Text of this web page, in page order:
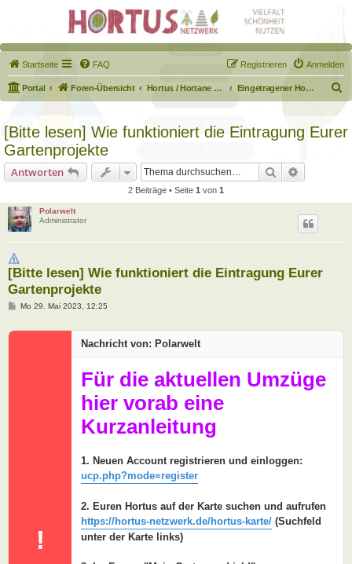
Startseite FAQ Anmelden
Registrieren
Portal Foren-Übersicht Hortus / Hortane Habitate / Garten auf dem Weg Eingetragener Hortus - Mein Hortus und ich!
u
[Bitte lesen] Wie funktioniert die Eintragung Eurer
Gartenprojekte
Antworten Suche
2 Beiträge • Seite 1 von 1
Polarwelt
Administrator
[Bitte lesen] Wie funktioniert die Eintragung Eurer
Gartenprojekte
B
t
Mo 29. Mai 2023, 12:25
!
Nachricht von: Polarwelt
Für die aktuellen Umzüge
hier vorab eine
Kurzanleitung
1. Neuen Account registrieren und einloggen:
ucp.php?mode=register
2. Euren Hortus auf der Karte suchen und aufrufen
https://hortus-netzwerk.de/hortus-karte/ (Suchfeld
unter der Karte links)